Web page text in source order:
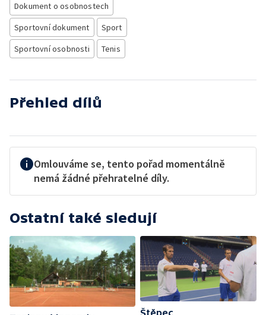
Dokument o osobnostech
Sportovní dokument
Sport
Sportovní osobnosti
Tenis
Přehled dílů
Omlouváme se, tento pořad momentálně
nemá žádné přehratelné díly.
Ostatní také sledují
Štěpec